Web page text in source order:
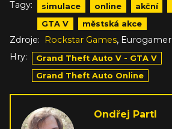
Tagy: simulace online akční
GTA V
městská akce
Zdroje: Rockstar Games, Eurogamer
Hry:
Grand Theft Auto V - GTA V
Grand Theft Auto Online
Ondřej Partl